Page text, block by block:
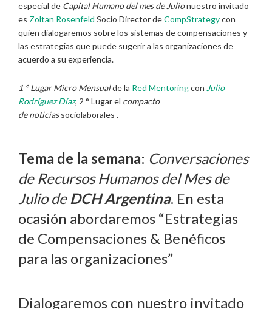
especial de Capital Humano del mes de Julionuestro invitado
es Zoltan Rosenfeld Socio Director deCompStrategycon
quien dialogaremos sobre los sistemas de compensaciones y
las estrategias que puede sugerir a las organizaciones de
acuerdo a su experiencia.
1 ° Lugar Micro Mensualde la Red Mentoringcon Julio
Rodríguez Díaz, 2 ° Lugar el compacto
denoticiassociolaborales .
Tema de la semana: Conversaciones
de Recursos Humanos del Mes de
Julio de DCH Argentina. En esta
ocasión abordaremos “Estrategias
de Compensaciones & Benéficos
para las organizaciones”
Dialogaremos con nuestro invitado